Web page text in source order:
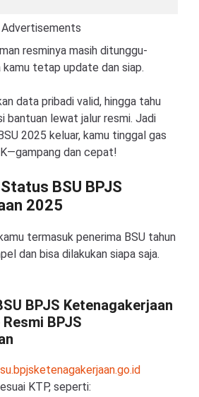
Advertisements
resminya masih ditunggu-
kamu tetap update dan siap.
data pribadi valid, hingga tahu
bantuan lewat jalur resmi. Jadi
2025 keluar, kamu tinggal gas
dan cepat!
BSU BPJS
2025
termasuk penerima BSU tahun
dan bisa dilakukan siapa saja.
BPJS Ketenagakerjaan
BPJS
KTP, seperti: